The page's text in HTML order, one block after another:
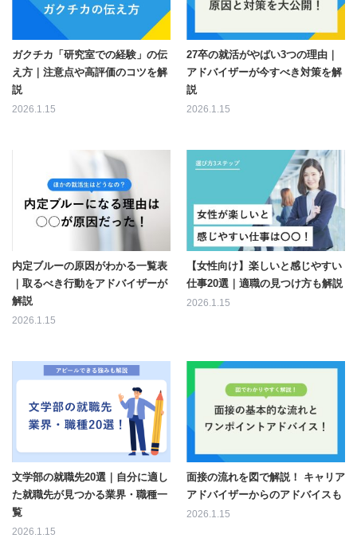
ガクチカ「研究室での経験」の伝
え方｜注意点や高評価のコツを解
説
2026.1.15
27卒の就活がやばい3つの理由｜
アドバイザーが今すべき対策を解
説
2026.1.15
内定ブルーの原因がわかる一覧表
｜取るべき行動をアドバイザーが
解説
2026.1.15
【女性向け】楽しいと感じやすい
仕事20選｜適職の見つけ方も解説
2026.1.15
文学部の就職先20選｜自分に適し
た就職先が見つかる業界・職種一
覧
2026.1.15
面接の流れを図で解説！ キャリア
アドバイザーからのアドバイスも
2026.1.15